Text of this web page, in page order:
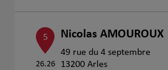
5
26.26
Nicolas AMOUROUX
49 rue du 4 septembre
13200 Arles